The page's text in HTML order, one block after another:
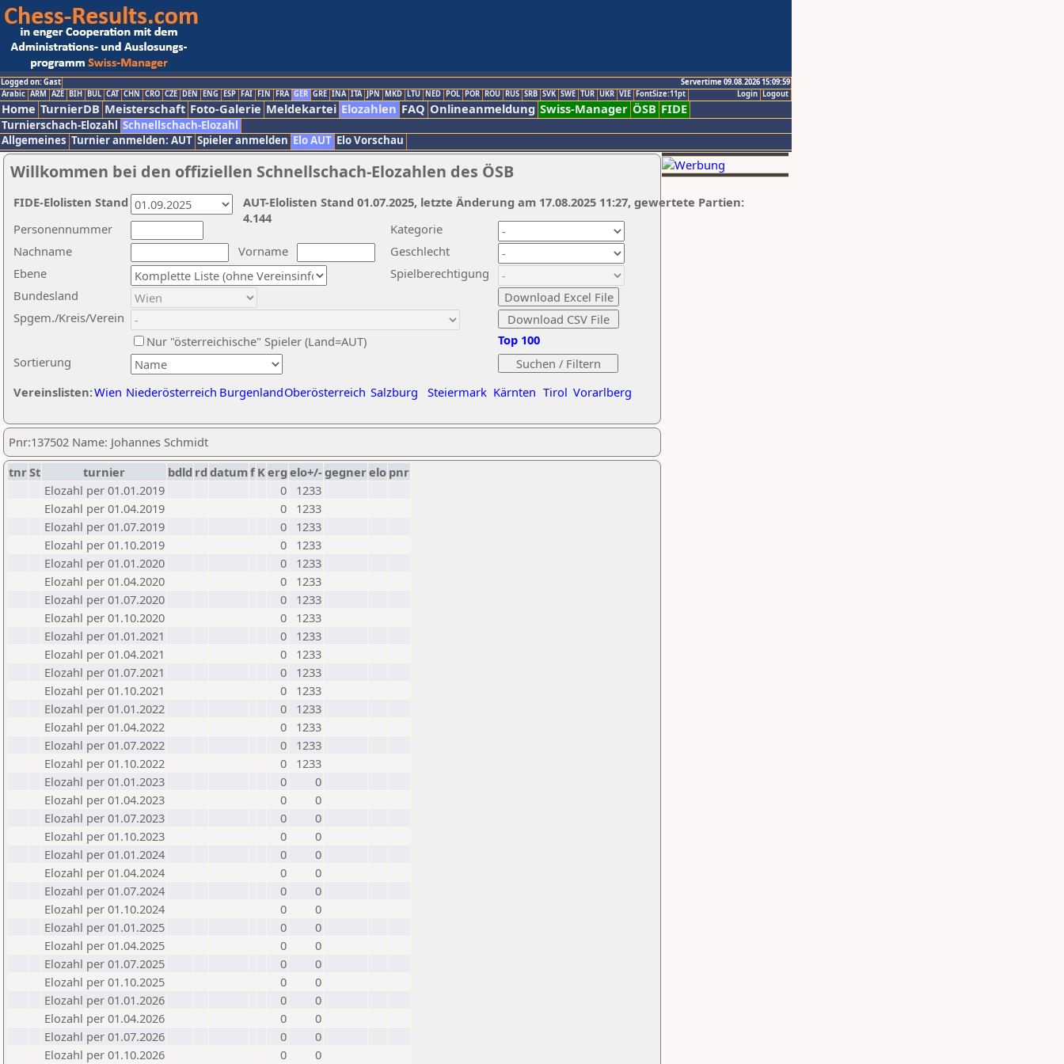
Logged on: Gast
Servertime 09.08.2026 15:09:59
Logout
Login
Arabic ARM AZE BIH BUL CAT CHN CRO CZE DEN ENG ESP FAI FIN FRA GER GRE INA ITA JPN MKD LTU NED POL POR ROU RUS SRB SVK SWE TUR UKR VIE FontSize:11pt
Home TurnierDB Meisterschaft Foto-Galerie Meldekartei Elozahlen FAQ Onlineanmeldung Swiss-Manager ÖSB FIDE
Turnierschach-Elozahl Schnellschach-Elozahl
Allgemeines Turnier anmelden: AUT Spieler anmelden Elo AUT Elo Vorschau
Willkommen bei den offiziellen Schnellschach-Elozahlen des ÖSB
Nachname
Vorname
Ebene
Kategorie
Sortierung
Personennummer
Bundesland
Spgem./Kreis/Verein
Geschlecht
Nur "österreichische" Spieler (Land=AUT)
Spielberechtigung
Vereinslisten:Wien Niederösterreich BurgenlandOberösterreich Salzburg Steiermark Kärnten Tirol Vorarlberg
Top 100
AUT-Elolisten Stand 01.07.2025, letzte Änderung am 17.08.2025 11:27, gewertete Partien:
4.144
FIDE-Elolisten Stand
Pnr:137502 Name: Johannes Schmidt
tnrSt turnier bdld rd datumf Kerg elo+/-gegnerelo pnr
Elozahl per 01.01.2019
0
1233
Elozahl per 01.04.2019
0
1233
Elozahl per 01.07.2019
0
1233
Elozahl per 01.10.2019
0
1233
Elozahl per 01.01.2020
0
1233
Elozahl per 01.04.2020
0
1233
Elozahl per 01.07.2020
0
1233
Elozahl per 01.10.2020
0
1233
Elozahl per 01.01.2021
0
1233
Elozahl per 01.04.2021
0
1233
Elozahl per 01.07.2021
0
1233
Elozahl per 01.10.2021
0
1233
Elozahl per 01.01.2022
0
1233
Elozahl per 01.04.2022
0
1233
Elozahl per 01.07.2022
0
1233
Elozahl per 01.10.2022
0
1233
Elozahl per 01.01.2023
0
0
Elozahl per 01.04.2023
0
0
Elozahl per 01.07.2023
0
0
Elozahl per 01.10.2023
0
0
Elozahl per 01.01.2024
0
0
Elozahl per 01.04.2024
0
0
Elozahl per 01.07.2024
0
0
Elozahl per 01.10.2024
0
0
Elozahl per 01.01.2025
0
0
Elozahl per 01.04.2025
0
0
Elozahl per 01.07.2025
0
0
Elozahl per 01.10.2025
0
0
Elozahl per 01.01.2026
0
0
Elozahl per 01.04.2026
0
0
Elozahl per 01.07.2026
0
0
Elozahl per 01.10.2026
0 0